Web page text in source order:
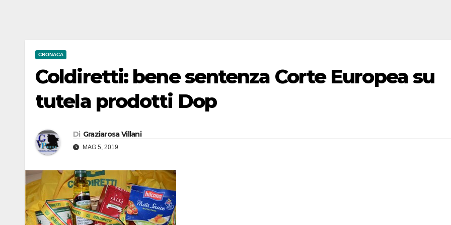
CRONACA
Coldiretti: bene sentenza Corte Europea su
tutela prodotti Dop
Di Graziarosa Villani
MAG 5, 2019